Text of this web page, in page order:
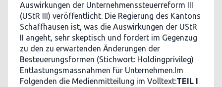
Auswirkungen der Unternehmenssteuerreform III
(UStR III) veröffentlicht. Die Regierung des Kantons
Schaffhausen ist, was die Auswirkungen der UStR
II angeht, sehr skeptisch und fordert im Gegenzug
zu den zu erwartenden Änderungen der
Besteuerungsformen (Stichwort: Holdingprivileg)
Entlastungsmassnahmen für Unternehmen.Im
Folgenden die Medienmitteilung im Volltext:TEIL I